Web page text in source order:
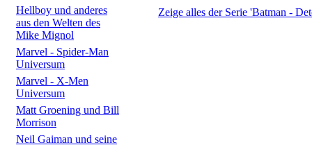
Hellboy und anderes
aus den Welten des
Mike Mignol
Marvel - Spider-Man
Universum
Marvel - X-Men
Universum
Matt Groening und Bill
Morrison
Neil Gaiman und seine
Zeige alles der Serie 'Batman -